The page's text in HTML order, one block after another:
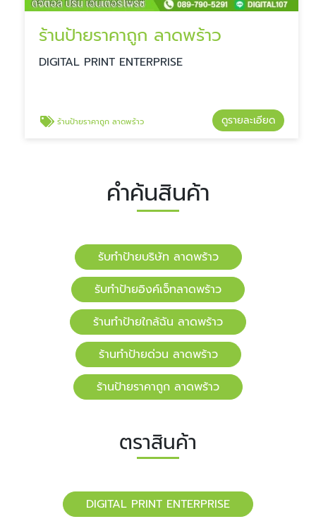
ร้านป้ายราคาถูก ลาดพร้าว
DIGITAL PRINT ENTERPRISE
ร้านป้ายราคาถูก ลาดพร้าว ดูรายละเอียด
คำค้นสินค้า
รับทำป้ายบริษัท ลาดพร้าว
รับทำป้ายอิงค์เจ็ทลาดพร้าว
ร้านทำป้ายใกล้ฉัน ลาดพร้าว
ร้านทำป้ายด่วน ลาดพร้าว
ร้านป้ายราคาถูก ลาดพร้าว
ตราสินค้า
DIGITAL PRINT ENTERPRISE